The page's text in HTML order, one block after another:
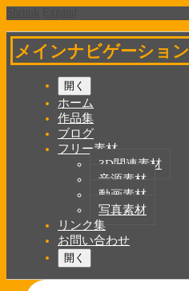
メインナビゲーション
開く
ホーム
作品集
ブログ
フリー素材
3D関連素材
音源素材
動画素材
写真素材
リンク集
お問い合わせ
開く